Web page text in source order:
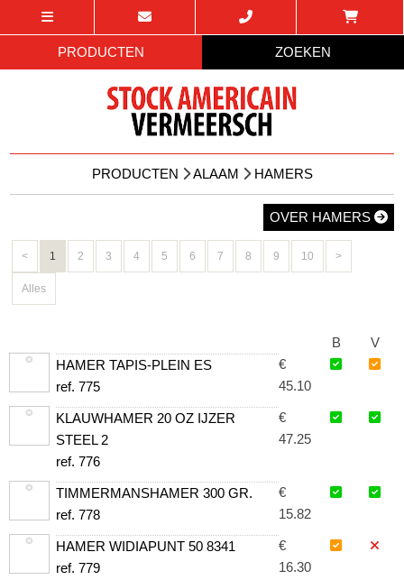
PRODUCTEN ZOEKEN
PRODUCTEN ALAAM HAMERS
OVER HAMERS
< 1 2 3 4 5 6 7 8 9 10 >
Alles
V
B
HAMER TAPIS-PLEIN ES
ref. 775
€
45.10
KLAUWHAMER 20 OZ IJZER
STEEL 2
ref. 776
€
47.25
TIMMERMANSHAMER 300 GR.
ref. 778
€
15.82
HAMER WIDIAPUNT 50 8341
ref. 779
€
16.30